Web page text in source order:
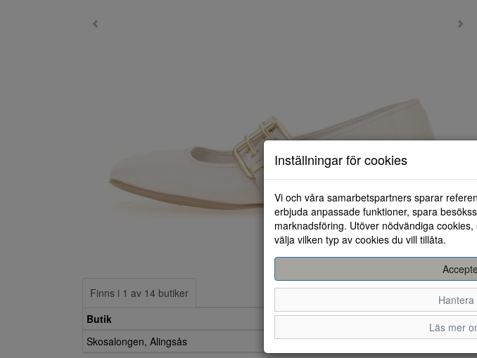
Finns i 1 av 14 butiker
Butik
Skosalongen, Alingsås
Inställningar för cookies
Vi och våra samarbetspartners sparar
erbjuda anpassade funktioner, spara
marknadsföring. Utöver nödvändiga
välja vilken typ av cookies du vill tillåta.
Läs mer